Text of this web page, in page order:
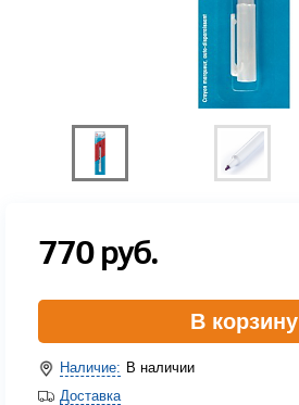
770руб.
В корзину
Наличие: В наличии
Доставка